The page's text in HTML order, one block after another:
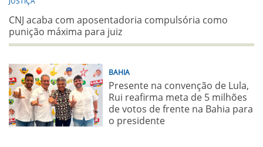
CNJ acaba com aposentadoria compulsória como
punição máxima para juiz
BAHIA
Presente na convenção de Lula,
Rui reafirma meta de 5 milhões
de votos de frente na Bahia para
o presidente